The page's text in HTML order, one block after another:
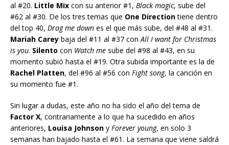
al #20. Little Mix con su anterior #1, Black magic, sube del
#62 al #30. De los tres temas que One Directiontiene dentro
del top 40, Drag me down es el que más sube, del #48 al #31.
Mariah Carey baja del #11 al #37 conAll I want for Christmas
is you. Silento con Watch me sube del #98 al #43, en su
momento subió hasta el #19. Otra subida importante es la de
Rachel Platten, del #96 al #56 con Fight song, la canción en
su momento fue #1.
Sin lugar a dudas, este año no ha sido el año del tema de
Factor X, contrariamente a lo que ha sucedido en años
anteriores, Louisa Johnson y Forever young, en solo 3
semanas han bajado hasta el #61. La semana que viene saldrá